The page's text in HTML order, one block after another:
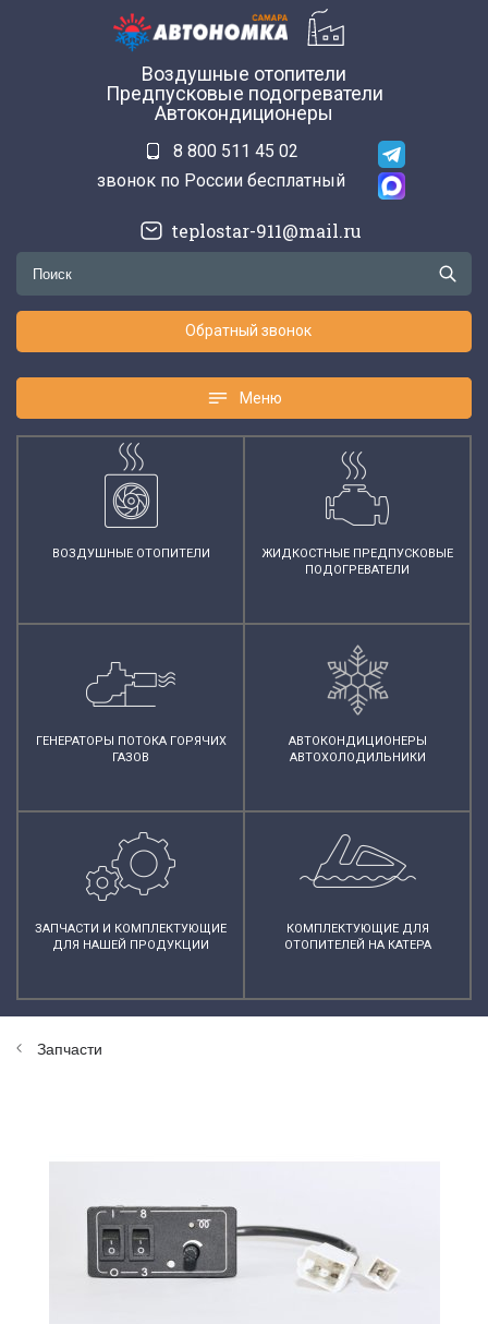
Воздушные отопители
Предпусковые подогреватели
Автокондиционеры
8 800 511 45 02
звонок по России бесплатный
Обратный звонок
teplostar-911@mail.ru
Меню
Меню
ВОЗДУШНЫЕ ОТОПИТЕЛИ
ЖИДКОСТНЫЕ ПРЕДПУСКОВЫЕ
ПОДОГРЕВАТЕЛИ
ГЕНЕРАТОРЫ ПОТОКА ГОРЯЧИХ
ГАЗОВ
АВТОКОНДИЦИОНЕРЫ
АВТОХОЛОДИЛЬНИКИ
ЗАПЧАСТИ И КОМПЛЕКТУЮЩИЕ
ДЛЯ НАШЕЙ ПРОДУКЦИИ
КОМПЛЕКТУЮЩИЕ ДЛЯ
ОТОПИТЕЛЕЙ НА КАТЕРА
Запчасти